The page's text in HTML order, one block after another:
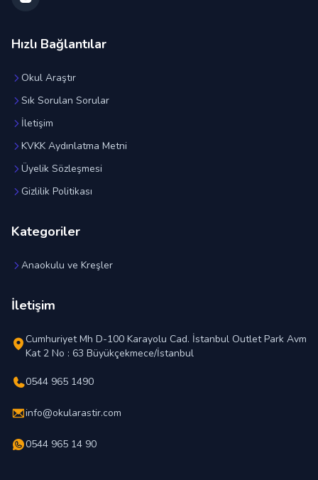
Hızlı Bağlantılar
Okul Araştır
Sık Sorulan Sorular
İletişim
KVKK Aydınlatma Metni
Üyelik Sözleşmesi
Gizlilik Politikası
Kategoriler
Anaokulu ve Kreşler
İletişim
Cumhuriyet Mh D-100 Karayolu Cad. İstanbul Outlet Park Avm
Kat 2 No : 63 Büyükçekmece/İstanbul
0544 965 1490
info@okularastir.com
0544 965 14 90